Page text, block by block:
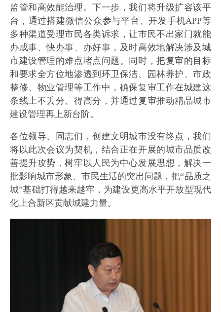
监管和高效能治理。下一步，我们将升级扩容该平
台，通过搭建微信公众参与平台、开发手机APP等
多种渠道受理市民各类诉求，让市民不出家门就能
办成事、快办事、办好事，及时高效地解决涉及城
市建设管理的难点堵点问题。同时，把复审的目标
和要求全方位地渗透到环卫保洁、园林养护、市政
整修、物业管理等工作中，确保复审工作在城建这
条线上不丢分、得高分，并通过复审推动精品城市
建设管理再上新台阶。
各位领导、同志们，创建文明城市没有终点，我们
将以此次会议为契机，结合正在开展的城市品质改
善提升攻势，树牢以人民为中心发展思想，解决一
批影响城市形象、市民生活的突出问题，把“品质之
城”基础打得越来越牢，为建设更高水平开放型现代
化上合新区贡献城建力量。